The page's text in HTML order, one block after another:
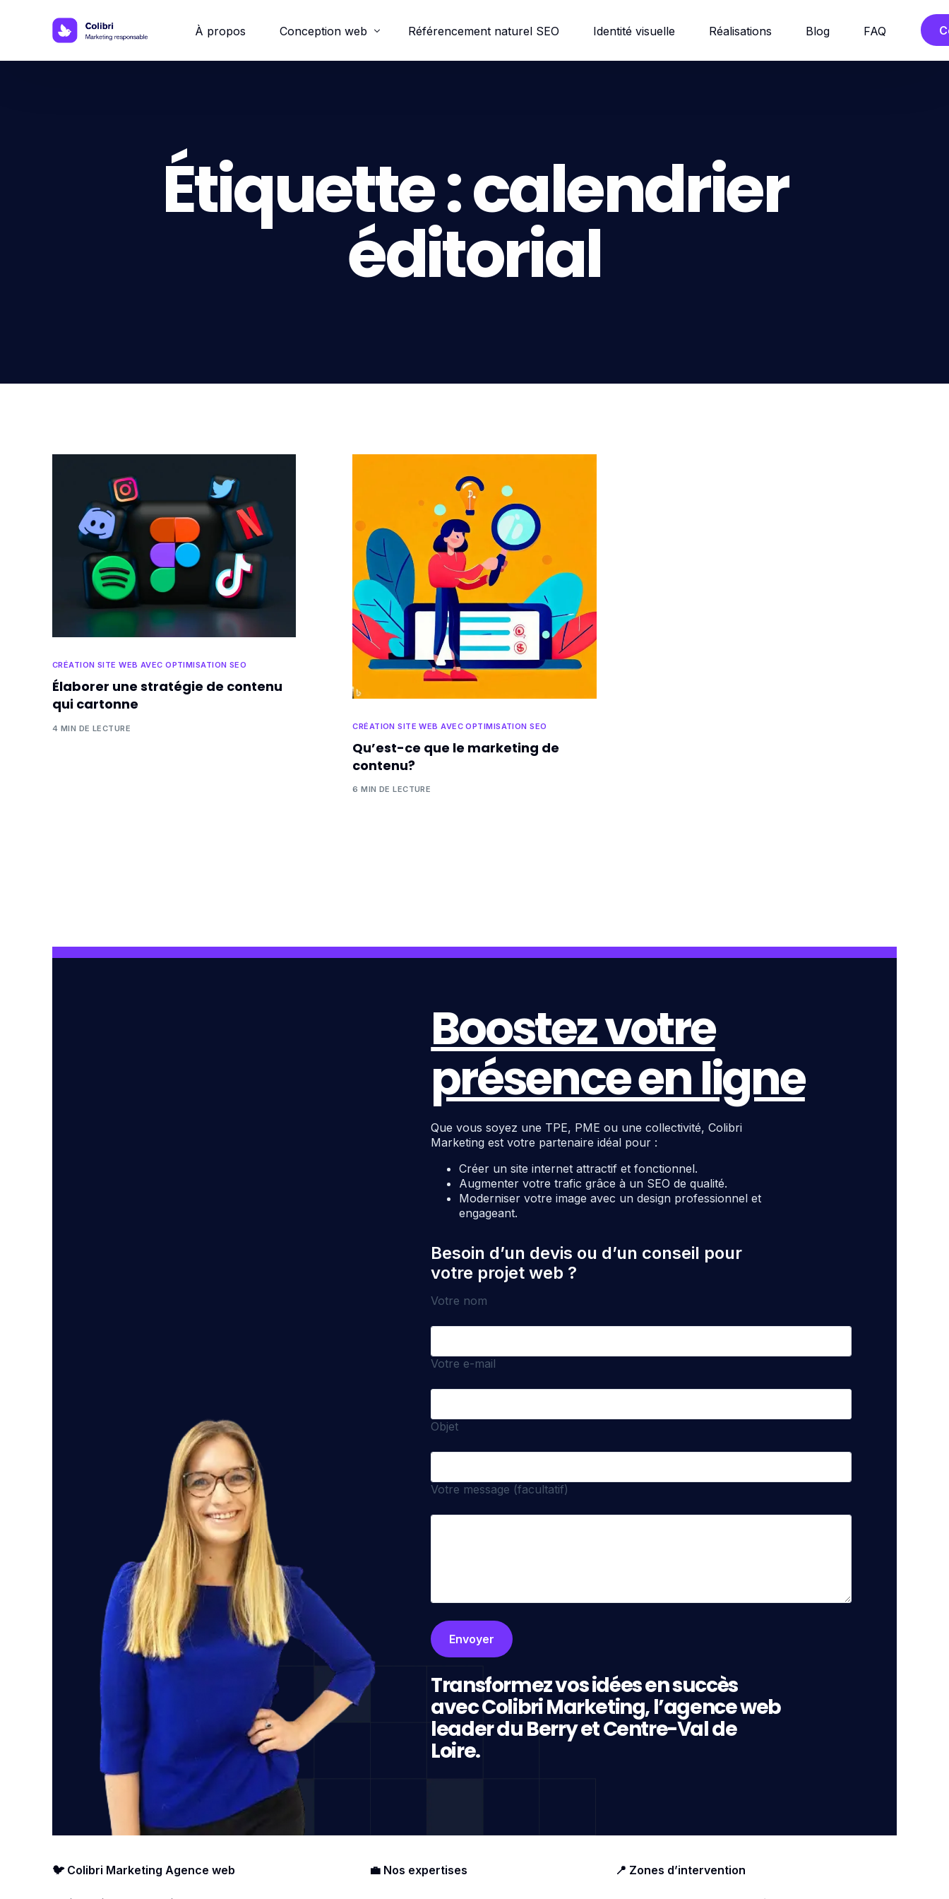
À propos Conception web Référencement naturel SEO Identité visuelle Réalisations Blog FAQ
Étiquette :calendrier
éditorial
CRÉATION SITE WEB AVEC OPTIMISATION SEO
Élaborer une stratégie de contenu
qui cartonne
4 MIN DE LECTURE CRÉATION SITE WEB AVEC OPTIMISATION SEO
Qu’est-ce que le marketing de
contenu?
6 MIN DE LECTURE
Boostez votre
présence en ligne
Que vous soyez une TPE, PME ou une collectivité, Colibri
Marketing est votre partenaire idéal pour :
Créer un site internet attractif et fonctionnel.
Augmenter votre trafic grâce à un SEO de qualité.
Moderniser votre image avec un design professionnel et
engageant.
Besoin d’un devis ou d’un conseil pour
votre projet web ?
Votre nom
Votre e-mail
Objet
Votre message (facultatif)
Transformez vos idées en succès
avec Colibri Marketing, l’agence web
leader du Berry et Centre-Val de
Loire.
🐦 Colibri Marketing Agence web 💼 Nos expertises 📍 Zones d’intervention